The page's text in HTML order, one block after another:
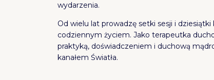
wydarzenia.
Od wielu lat prowadzę setki sesji i
codziennym życiem. Jako terapeutka
praktyką, doświadczeniem i duchową
kanałem Światła.